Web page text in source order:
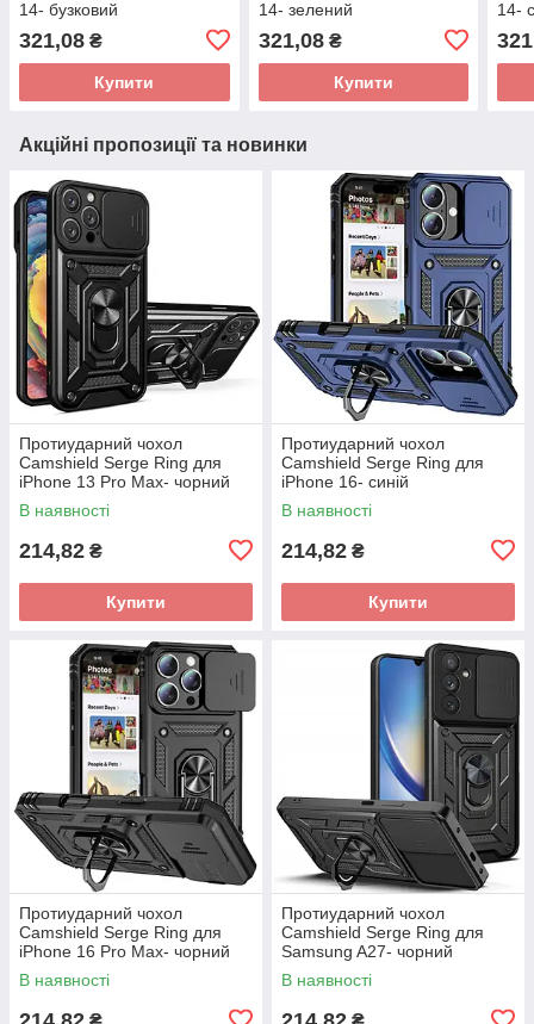
14- бузковий
321,08 ₴
Купити
14- зелений
321,08₴
Купити
14-
Акційні пропозиції та новинки
Протиударний чохол
Camshield Serge Ring для
iPhone 13 Pro Max- чорний
В наявності
214,82 ₴
Купити
Протиударний чохол
Camshield Serge Ring для
iPhone 16- синій
В наявності
214,82 ₴
Купити
Протиударний чохол
Camshield Serge Ring для
iPhone 16 Pro Max- чорний
В наявності
Протиударний чохол
Camshield Serge Ring для
Samsung A27- чорний
В наявності